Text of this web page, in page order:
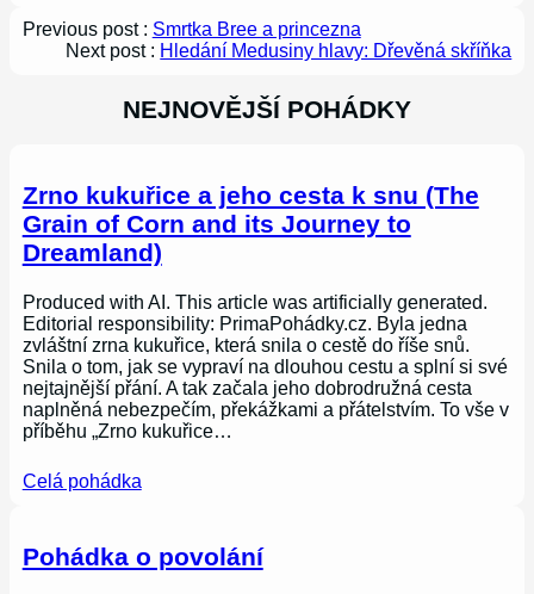
Previous post : Smrtka Bree a princezna
Next post : Hledání Medusiny hlavy: Dřevěná skříňka
NEJNOVĚJŠÍ POHÁDKY
Zrno kukuřice a jeho cesta k snu (The
Grain of Corn and its Journey to
Dreamland)
Produced with AI. This article was artificially generated.
Editorial responsibility: PrimaPohádky.cz. Byla jedna
zvláštní zrna kukuřice, která snila o cestě do říše snů.
Snila o tom, jak se vypraví na dlouhou cestu a splní si své
nejtajnější přání. A tak začala jeho dobrodružná cesta
naplněná nebezpečím, překážkami a přátelstvím. To vše v
příběhu „Zrno kukuřice…
Celá pohádka
Pohádka o povolání